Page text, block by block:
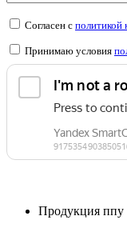
Согласен с политикой
Принимаю условия
Продукция ппу